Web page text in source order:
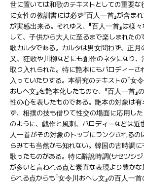
世に置いては和歌のテキストとしての重要
に女性の教訓書には必ず『百人一首』が含ま
が実感出来る。それゆえ、『百人一首』は様
して、子供から大人に至るまで楽しまれた
歌カルタである。カルタは男女問わず、正月
又、狂歌や川柳などにも創作のネタになり
取り入れられた。特に艶本にもパロディーさ
入っていたりする。本研究のテキストの『女令
おしへ文』を艶本化したもので、『百人一首』
性の心を表したものである。艶本の対象は
ず、相撲の技も借りて性交の場面に応用した
のように、戯作と風刺、パロディーなどは近
人一首がその対象のトップにランクされる
らみても当然かも知れない。韓国の古時調
歌ったものがある。特に辭說時調(サセツシ
が多いと言われる点と素直な表現より豊か
られる点からも『女令川おへし文』の百人一